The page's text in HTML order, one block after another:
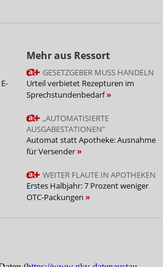
Mehr aus Ressort
GESETZGEBER MUSS HANDELN
Urteil verbietet Rezepturen im
Sprechstundenbedarf
„AUTOMATISIERTE
AUSGABESTATIONEN“
Automat statt Apotheke: Ausnahme
für Versender
WEITER FLAUTE IN APOTHEKEN
Erstes Halbjahr: 7 Prozent weniger
OTC-Packungen